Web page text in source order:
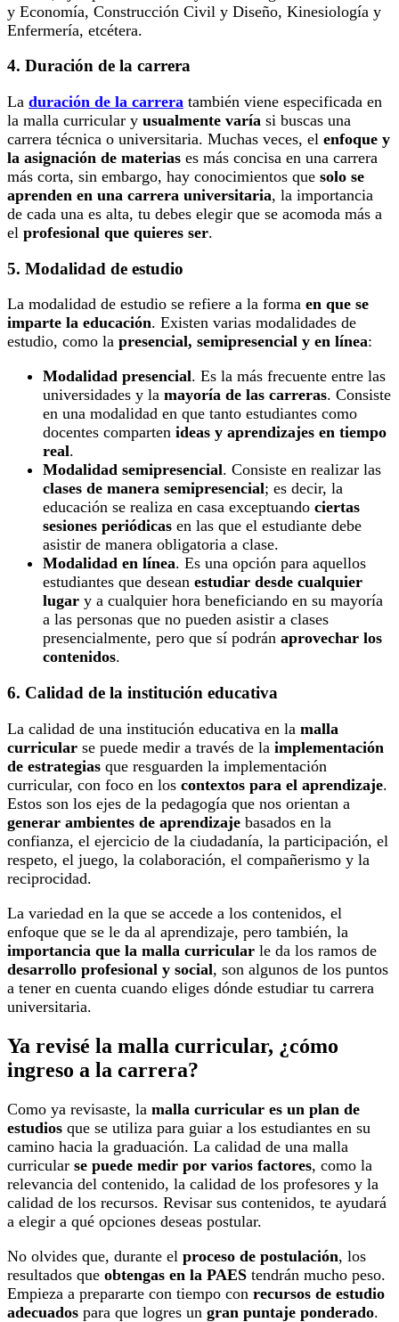
y Economía, Construcción Civil y Diseño, Kinesiología y
Enfermería, etcétera.
4. Duración de la carrera
La duración de la carrera también viene especificada en
la malla curricular y usualmente varía si buscas una
carrera técnica o universitaria. Muchas veces, el enfoque y
la asignación de materias es más concisa en una carrera
más corta, sin embargo, hay conocimientos que solo se
aprenden en una carrera universitaria, la importancia
de cada una es alta, tu debes elegir que se acomoda más a
el profesional que quieres ser.
5. Modalidad de estudio
La modalidad de estudio se refiere a la forma en que se
imparte la educación. Existen varias modalidades de
estudio, como la presencial, semipresencial y en línea:
Modalidad presencial. Es la más frecuente entre las
universidades y la mayoría de las carreras. Consiste
en una modalidad en que tanto estudiantes como
docentes comparten ideas y aprendizajes en tiempo
real.
Modalidad semipresencial. Consiste en realizar las
clases de manera semipresencial; es decir, la
educación se realiza en casa exceptuando ciertas
sesiones periódicas en las que el estudiante debe
asistir de manera obligatoria a clase.
Modalidad en línea. Es una opción para aquellos
estudiantes que desean estudiar desde cualquier
lugar y a cualquier hora beneficiando en su mayoría
a las personas que no pueden asistir a clases
presencialmente, pero que sí podrán aprovechar los
contenidos.
6. Calidad de la institución educativa
La calidad de una institución educativa en la malla
curricular se puede medir a través de la implementación
de estrategias que resguarden la implementación
curricular, con foco en los contextos para el aprendizaje.
Estos son los ejes de la pedagogía que nos orientan a
generar ambientes de aprendizaje basados en la
confianza, el ejercicio de la ciudadanía, la participación, el
respeto, el juego, la colaboración, el compañerismo y la
reciprocidad.
La variedad en la que se accede a los contenidos, el
enfoque que se le da al aprendizaje, pero también, la
importancia que la malla curricular le da los ramos de
desarrollo profesional y social, son algunos de los puntos
a tener en cuenta cuando eliges dónde estudiar tu carrera
universitaria.
Ya revisé la malla curricular, ¿cómo
ingreso a la carrera?
Como ya revisaste, la malla curricular es un plan de
estudios que se utiliza para guiar a los estudiantes en su
camino hacia la graduación. La calidad de una malla
curricular se puede medir por varios factores, como la
relevancia del contenido, la calidad de los profesores y la
calidad de los recursos. Revisar sus contenidos, te ayudará
a elegir a qué opciones deseas postular.
No olvides que, durante el proceso de postulación, los
resultados que obtengas en la PAES tendrán mucho peso.
Empieza a prepararte con tiempo con recursos de estudio
adecuados para que logres un gran puntaje ponderado.